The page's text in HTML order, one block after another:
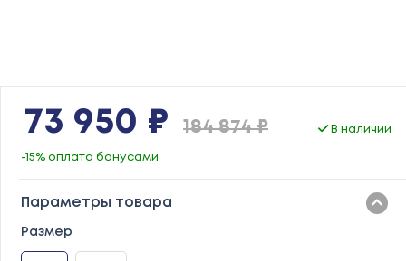
73 950 ₽ 184 874 ₽ В наличии
-15% оплата бонусами
Параметры товара
Размер